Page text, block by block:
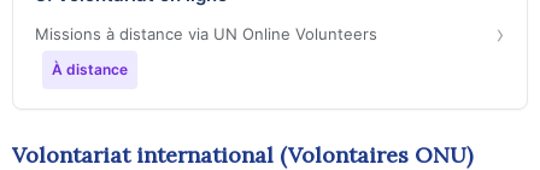
Missions à distance via UN Online Volunteers
À distance
›
Volontariat international (Volontaires ONU)